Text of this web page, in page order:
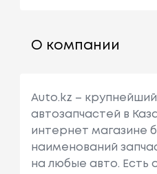
О компании
Auto.kz –
автозапчастей в
интернет магазине
наименований
на любые авто. Есть